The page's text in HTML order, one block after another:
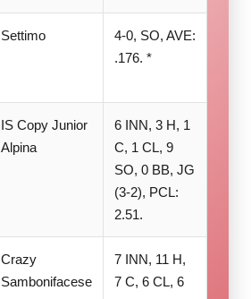
Settimo
4-0, SO, AVE:
.176. *
IS Copy Junior
Alpina
6 INN, 3 H, 1
C, 1 CL, 9
SO, 0 BB, JG
(3-2), PCL:
2.51.
Crazy
Sambonifacese
7 INN, 11 H,
7 C, 6 CL, 6